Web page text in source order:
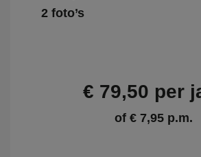
2 foto’s
€ 79,50 per
of € 7,95 p.m.